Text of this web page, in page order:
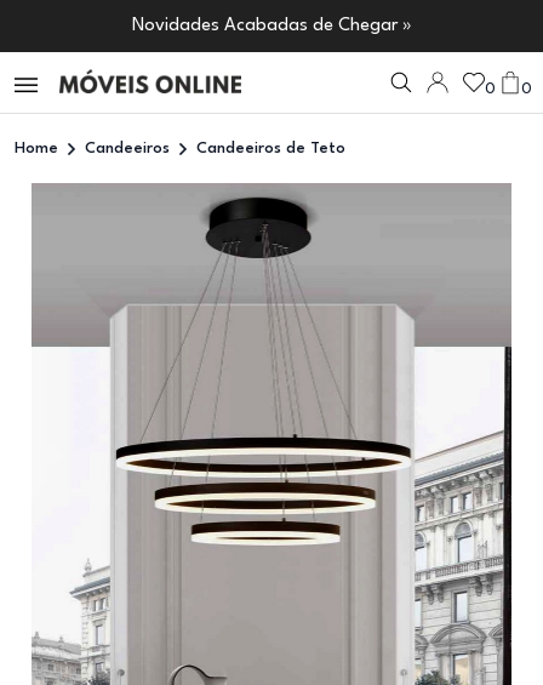
Novidades Acabadas de Chegar »
0 0
Home Candeeiros Candeeiros de Teto